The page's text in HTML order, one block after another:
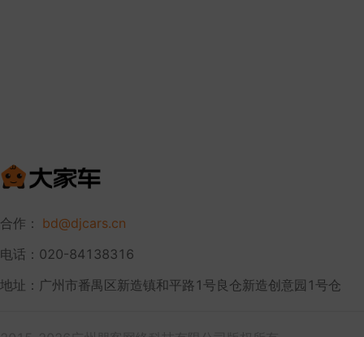
合作： bd@djcars.cn
电话：020-84138316
地址：广州市番禺区新造镇和平路1号良仓新造创意园1号仓